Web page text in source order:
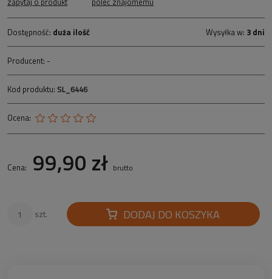
Dostępność: duża ilość Wysyłka w: 3 dni
Producent: -
Kod produktu: SL_6446
Ocena:
Cena: 99,90 zł brutto
szt. DODAJ DO KOSZYKA